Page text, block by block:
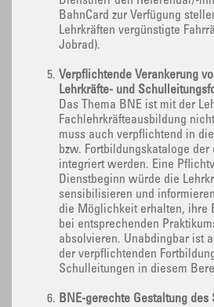
BahnCard zur Verfügung
Lehrkräften vergünstigte
Jobrad).
Verpflichtende Verankerung
Lehrkräfte- und
Das Thema BNE ist mit der
Fachlehrkräfteausbildung
muss auch verpflichtend in
bzw. Fortbildungskataloge
integriert werden. Eine
Dienstbeginn würde die
sensibilisieren und
die Möglichkeit erhalten, ihre
bei entsprechenden
absolvieren. Unabdingbar ist
der verpflichtenden
Schulleitungen in diesem
BNE-gerechte Gestaltung des